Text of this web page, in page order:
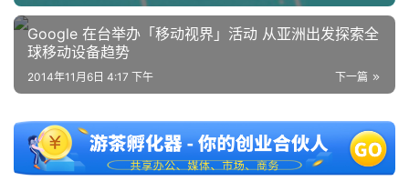
2
0
第
十
三
Google 在台举办「移动视界」活动 从亚洲出发探索全
球移动设备趋势
下一篇
2014年11月6日 4:17 下午